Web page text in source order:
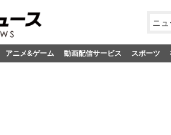
ニ
アニメ&ゲーム 動画配信サービス スポーツ